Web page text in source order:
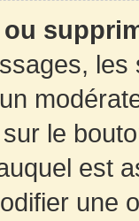
le
est
une